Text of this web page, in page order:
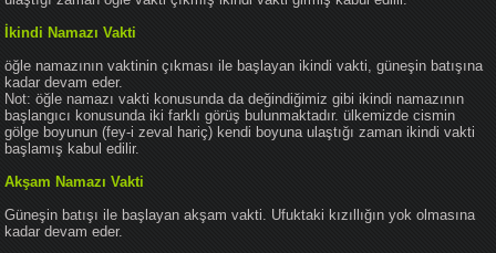
İkindi Namazı Vakti
öğle namazının vaktinin çıkması ile başlayan ikindi vakti, güneşin batışına
kadar devam eder.
Not: öğle namazı vakti konusunda da değindiğimiz gibi ikindi namazının
başlangıcı konusunda iki farklı görüş bulunmaktadır. ülkemizde cismin
gölge boyunun (fey-i zeval hariç) kendi boyuna ulaştığı zaman ikindi vakti
başlamış kabul edilir.
Akşam Namazı Vakti
Güneşin batışı ile başlayan akşam vakti. Ufuktaki kızıllığın yok olmasına
kadar devam eder.